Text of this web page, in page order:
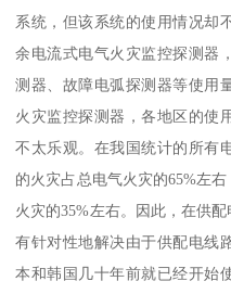
系统，但该系统的使用情况却
余电流式电气火灾监控探测器
测器、故障电弧探测器等使用
火灾监控探测器，各地区的使
不太乐观。在我国统计的所有
的火灾占总电气火灾的65%左
火灾的35%左右。因此，在供
有针对性地解决由于供配电线
本和韩国几十年前就已经开始